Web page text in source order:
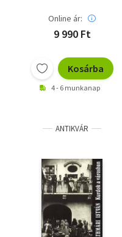
Online ár:
9 990 Ft
Kosárba
4 - 6 munkanap
ANTIKVÁR